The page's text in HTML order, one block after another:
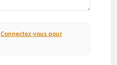
Connectez-vous pour